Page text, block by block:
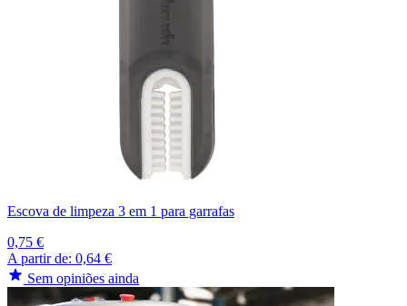
Escova de limpeza 3 em 1 para garrafas
0,75 €
A partir de: 0,64 €
Sem opiniões ainda